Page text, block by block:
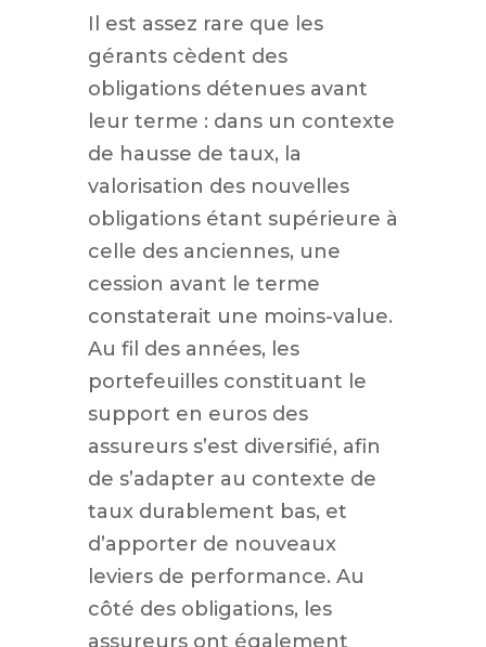
Il est assez rare que les
gérants cèdent des
obligations détenues avant
leur terme : dans un contexte
de hausse de taux, la
valorisation des nouvelles
obligations étant supérieure à
celle des anciennes, une
cession avant le terme
constaterait une moins-value.
Au fil des années, les
portefeuilles constituant le
support en euros des
assureurs s’est diversifié, afin
de s’adapter au contexte de
taux durablement bas, et
d’apporter de nouveaux
leviers de performance. Au
côté des obligations, les
assureurs ont également